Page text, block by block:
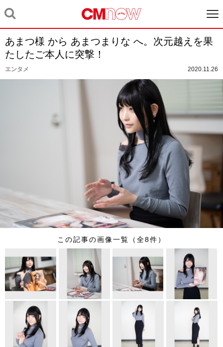
あまつ様 から あまつまりな へ。次元越えを果
たしたご本人に突撃！
エンタメ 2020.11.26
この記事の画像一覧（全8件）